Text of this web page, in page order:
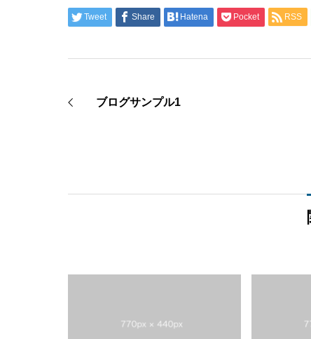
Tweet Share Hatena Pocket RSS
ブログサンプル1